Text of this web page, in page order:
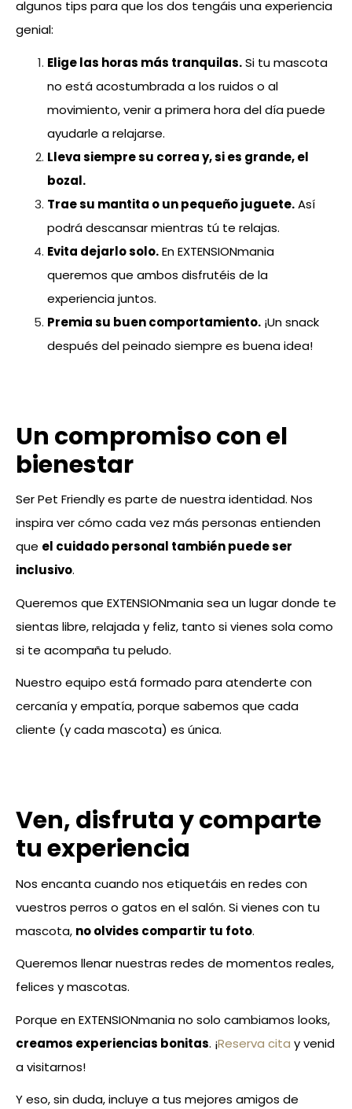
algunos tips para que los dos tengáis una experiencia
genial:
Elige las horas más tranquilas.Si tu mascota
no está acostumbrada a los ruidos o al
movimiento, venir a primera hora del día puede
ayudarle a relajarse.
Lleva siempre su correa y, si es grande, el
bozal.
Trae su mantita o un pequeño juguete.Así
podrá descansar mientras tú te relajas.
Evita dejarlo solo.En EXTENSIONmania
queremos que ambos disfrutéis de la
experiencia juntos.
Premia su buen comportamiento. ¡Un snack
después del peinado siempre es buena idea!
Un compromiso con el
bienestar
Ser Pet Friendly es parte de nuestra identidad. Nos
inspira ver cómo cada vez más personas entienden
que el cuidado personal también puede ser
inclusivo.
Queremos que EXTENSIONmania sea un lugar donde te
sientas libre, relajada y feliz, tanto si vienes sola como
si te acompaña tu peludo.
Nuestro equipo está formado para atenderte con
cercanía y empatía, porque sabemos que cada
cliente (y cada mascota) es única.
Ven, disfruta y comparte
tu experiencia
Nos encanta cuando nos etiquetáis en redes con
vuestros perros o gatos en el salón. Si vienes con tu
mascota, no olvides compartir tu foto.
Queremos llenar nuestras redes de momentos reales,
felices y mascotas.
Porque en EXTENSIONmania no solo cambiamos looks,
creamos experiencias bonitas. ¡Reserva cita y venid
a visitarnos!
Y eso, sin duda, incluye a tus mejores amigos de